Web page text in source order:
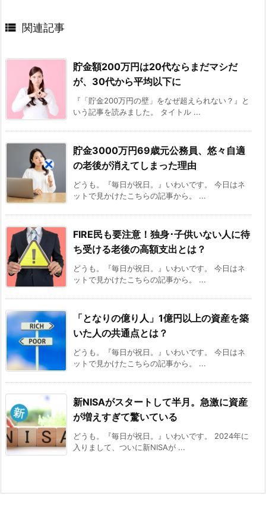
 関連記事
貯金額200万円は20代ならまだマシだ
が、30代から平均以下に
『「貯金200万円の壁」をなぜ超えられない？』と
いう記事を読みました。 タイトル ...
貯金3000万円69歳元公務員、悠々自適
の老後が消えてしまった理由
どうも。『毎日が祝日。』いわいです。 今日はネ
ットで見かけたこちらの記事から。 ...
FIRE民も要注意！独身･子供いない人に待
ち受ける老後の高額支出とは？
どうも。『毎日が祝日。』いわいです。 今日はネ
ットで見かけたこちらの記事から。 ...
「となりの億り人」1億円以上の資産を築
いた人の共通点とは？
どうも。『毎日が祝日。』いわいです。 今日はネ
ットで見かけたこちらの記事から。 ...
新NISAがスタートして半月。急激に資産
が増えすぎて驚いている
どうも。『毎日が祝日。』いわいです。 2024年に
入りまして、ついに新NISAが ...